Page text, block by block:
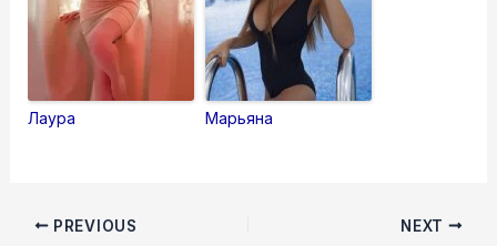
Лаура Марьяна
Post PREVIOUS NEXT